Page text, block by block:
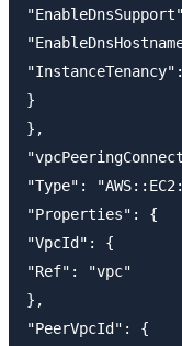
}
},
"Type":
"Properties": {
"VpcId": {
"Ref": "vpc"
},
"PeerVpcId": {